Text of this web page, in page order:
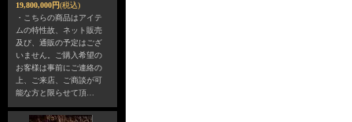
19,800,000円(税込)
・こちらの商品はアイテ
ムの特性故、ネット販売
及び、通販の予定はござ
いません。ご購入希望の
お客様は事前にご連絡の
上、ご来店、ご商談が可
能な方と限らせて頂…